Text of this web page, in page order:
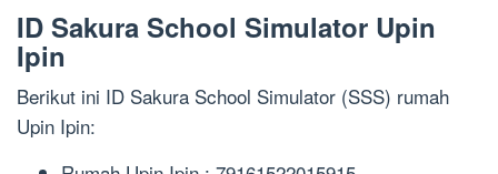
ID Sakura School Simulator Upin
Ipin
Berikut ini ID Sakura School Simulator (SSS) rumah
Upin Ipin: